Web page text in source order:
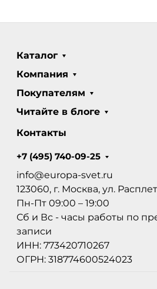
Каталог
Компания
Покупателям
Читайте в блоге
Контакты
+7 (495) 740-09-25
info@europa-svet.ru
123060, г. Москва, ул.
Пн-Пт 09:00 – 19:00
Сб и Вс - часы работы по
записи
ИНН: 773420710267
ОГРН: 318774600524023